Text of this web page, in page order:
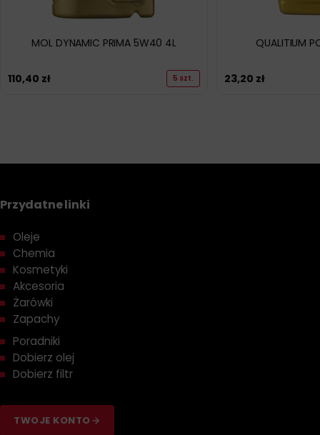
MOL DYNAMIC PRIMA 5W40 4L
110,40 zł 5 szt.
QUALITIUM
23,20 zł
Przydatne linki
Oleje
Chemia
Kosmetyki
Akcesoria
Żarówki
Zapachy
Poradniki
Dobierz olej
Dobierz filtr
TWOJE KONTO